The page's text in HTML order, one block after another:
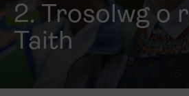
2. Trosolwg o
Taith